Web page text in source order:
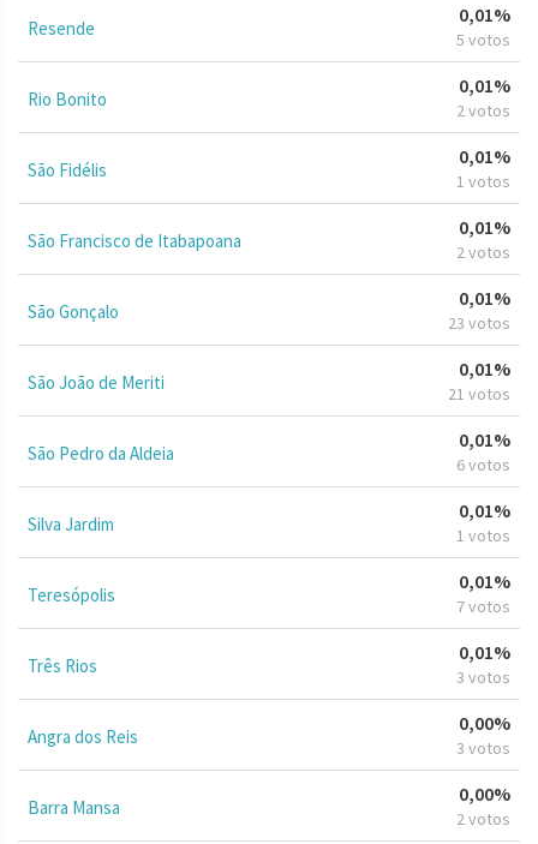
Resende
0,01%
5 votos
Rio Bonito
0,01%
2 votos
São Fidélis
0,01%
1 votos
São Francisco de Itabapoana
0,01%
2 votos
São Gonçalo
0,01%
23 votos
São João de Meriti
0,01%
21 votos
São Pedro da Aldeia
0,01%
6 votos
Silva Jardim
0,01%
1 votos
Teresópolis
0,01%
7 votos
Três Rios
0,01%
3 votos
Angra dos Reis
0,00%
3 votos
Barra Mansa
0,00%
2 votos